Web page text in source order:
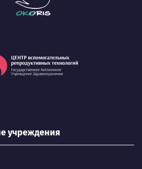
учреждения